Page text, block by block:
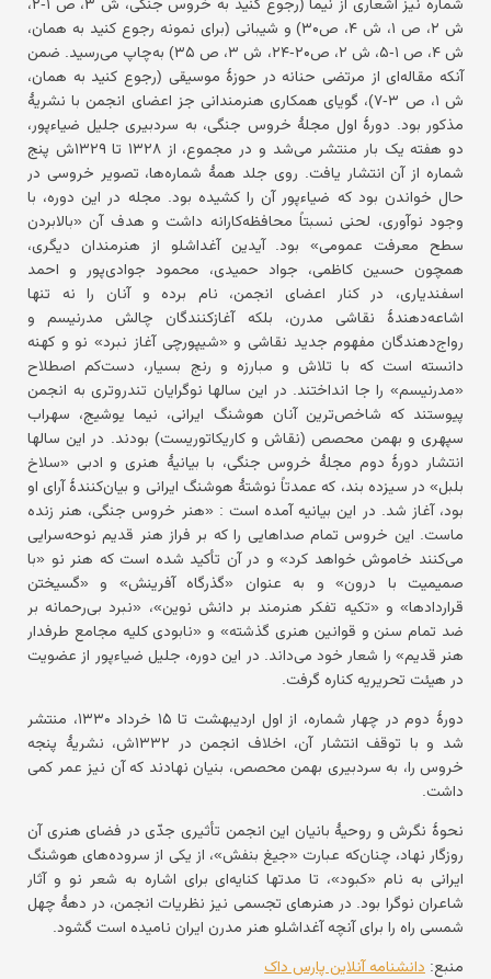
ش ۲، ص ۱، ش ۴، ص۳۰) و شیبانی (برای نمونه رجوع کنید به همان،
ش ۴، ص ۱-۵، ش ۲، ص۲۰-۲۴، ش ۳، ص ۳۵) به‌چاپ می‌رسید. ضمن
آنکه مقاله‌ای از مرتضی حنانه در حوزۀ موسیقی (رجوع کنید به همان،
ش ۱، ص ۳-۷)، گویای همکاری هنرمندانی جز اعضای انجمن با نشریۀ
مذکور بود. دورۀ اول مجلۀ خروس جنگی، به سردبیری جلیل ضیاءپور،
دو هفته یک بار منتشر می‌شد و در مجموع، از ۱۳۲۸ تا ۱۳۲۹ش پنج
شماره از آن انتشار یافت. روی جلد همۀ شماره‌ها، تصویر خروسی در
حال خواندن بود که ضیاءپور آن را کشیده بود. مجله در این دوره، با
وجود نوآوری، لحنی نسبتاً محافظه‌کارانه داشت و هدف آن «بالابردن
سطح معرفت عمومی» بود. آیدین آغداشلو از هنرمندان دیگری،
همچون حسین کاظمی، جواد حمیدی، محمود جوادی‌پور و احمد
اسفندیاری، در کنار اعضای انجمن، نام برده و آنان را نه تنها
اشاعه‌دهندۀ نقاشی مدرن، بلکه آغازکنندگان چالش مدرنیسم و
رواج‌دهندگان مفهوم جدید نقاشی و «شیپورچی آغاز نبرد» نو و کهنه
دانسته است که با تلاش و مبارزه و رنج بسیار، دست‌کم اصطلاح
«مدرنیسم» را جا انداختند. در این سالها نوگرایان تندروتری به انجمن
پیوستند که شاخص‌ترین آنان هوشنگ ایرانی، نیما یوشیج، سهراب
سپهری و بهمن محصص (نقاش و کاریکاتوریست) بودند. در این سالها
انتشار دورۀ دوم مجلۀ خروس جنگی، با بیانیۀ هنری و ادبی «سلاخ
بلبل» در سیزده بند، که عمدتاً نوشتۀ هوشنگ ایرانی و بیان‌کنندۀ آرای او
بود، آغاز شد. در این بیانیه آمده است : «هنر خروس جنگی، هنر زنده
ماست. این خروس تمام صداهایی را که بر فراز هنر قدیم نوحه‌سرایی
می‌کنند خاموش خواهد کرد» و در آن تأکید شده است که هنر نو «با
صمیمیت با درون» و به عنوان «گذرگاه آفرینش» و «گسیختن
قراردادها» و «تکیه تفکر هنرمند بر دانش نوین»، «نبرد بی‌رحمانه بر
ضد تمام سنن و قوانین هنری گذشته» و «نابودی کلیه مجامع طرفدار
هنر قدیم» را شعار خود می‌داند. در این دوره، جلیل ضیاءپور از عضویت
در هیئت تحریریه کناره گرفت.
دورۀ دوم در چهار شماره، از اول اردیبهشت تا ۱۵ خرداد ۱۳۳۰، منتشر
شد و با توقف انتشار آن، اخلاف انجمن در ۱۳۳۲ش، نشریۀ پنجه
خروس را، به سردبیری بهمن محصص، بنیان نهادند که آن نیز عمر کمی
داشت.
نحوۀ نگرش و روحیۀ بانیان این انجمن تأثیری جدّی در فضای هنری آن
روزگار نهاد، چنان‌که عبارت «جیغ بنفش»، از یکی از سروده‌های هوشنگ
ایرانی به نام «کبود»، تا مدتها کنایه‌ای برای اشاره به شعر نو و آثار
شاعران نوگرا بود. در هنرهای تجسمی نیز نظریات انجمن، در دهۀ چهل
شمسی راه را برای آنچه آغداشلو هنر مدرن ایران نامیده است گشود.
منبع: دانشنامه آنلاین پارس داک